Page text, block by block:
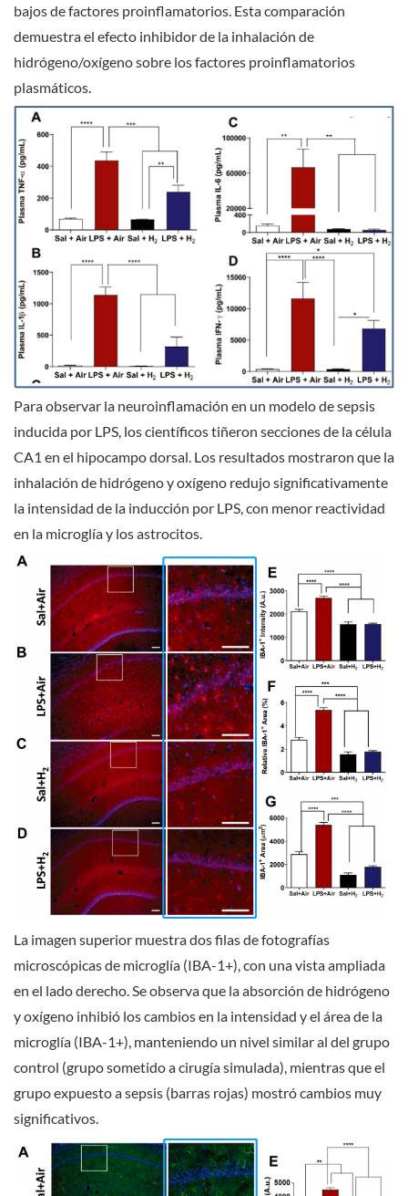
bajos de factores proinflamatorios. Esta comparación
demuestra el efecto inhibidor de la inhalación de
hidrógeno/oxígeno sobre los factores proinflamatorios
plasmáticos.
Para observar la neuroinflamación en un modelo de sepsis
inducida por LPS, los científicos tiñeron secciones de la célula
CA1 en el hipocampo dorsal. Los resultados mostraron que la
inhalación de hidrógeno y oxígeno redujo significativamente
la intensidad de la inducción por LPS, con menor reactividad
en la microglía y los astrocitos.
La imagen superior muestra dos filas de fotografías
microscópicas de microglía (IBA-1+), con una vista ampliada
en el lado derecho. Se observa que la absorción de hidrógeno
y oxígeno inhibió los cambios en la intensidad y el área de la
microglía (IBA-1+), manteniendo un nivel similar al del grupo
control (grupo sometido a cirugía simulada), mientras que el
grupo expuesto a sepsis (barras rojas) mostró cambios muy
significativos.